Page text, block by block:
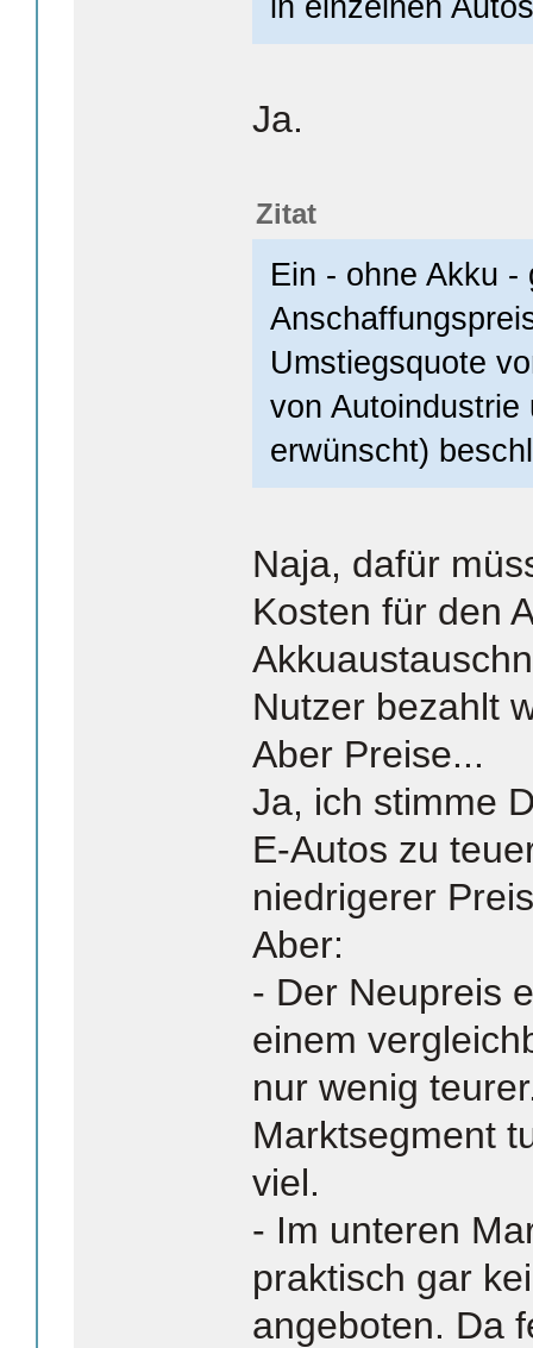
Ja.
Zitat
Ein - ohne Akku -
Umstiegsquote
von
erwünscht)
Naja, dafür
Kosten für den
Nutzer bezahlt
Aber Preise...
Ja, ich stimme
E-Autos zu
niedrigerer
Aber:
- Der Neupreis
einem
nur wenig
Marktsegment
viel.
- Im unteren
praktisch gar
angeboten. Da